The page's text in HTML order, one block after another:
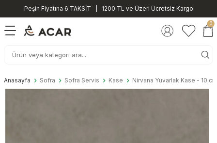
Peşin Fiyatına 6 TAKSİT | 1200 TL ve Üzeri Ücretsiz Kargo
0
Anasayfa Sofra Sofra Servis Kase Nirvana Yuvarlak Kase - 10 cm